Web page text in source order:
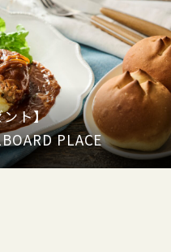
ト】
PLACE